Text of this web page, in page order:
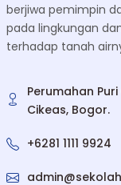
berjiwa pemimpin
pada lingkungan
terhadap tanah
Perumahan
Cikeas, Bogor.
+6281 1111 9924